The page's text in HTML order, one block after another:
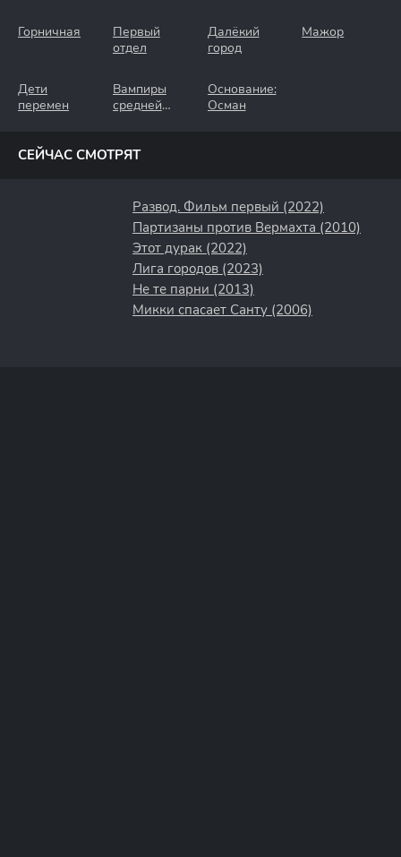
Горничная
Первый
отдел
Далёкий
город
Мажор
Дети
перемен
Вампиры
средней
Основание:
Осман
СЕЙЧАС СМОТРЯТ
Развод. Фильм первый (2022)
Партизаны против Вермахта (2010)
Этот дурак (2022)
Лига городов (2023)
Не те парни (2013)
Микки спасает Санту (2006)